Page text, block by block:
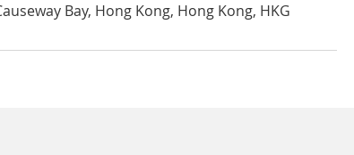
Bay, Hong Kong, Hong Kong, HKG